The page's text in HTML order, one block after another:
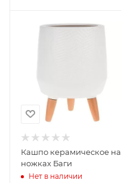
Кашпо керамическое на
ножках Баги
Нет в наличии